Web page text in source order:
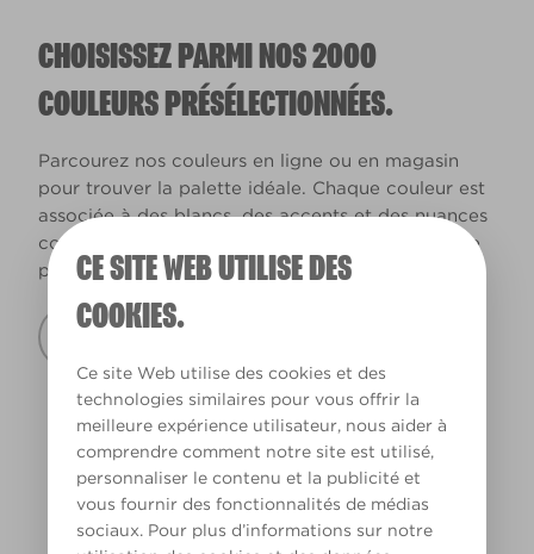
CE SITE WEB UTILISE DES
COOKIES.
Ce site Web utilise des cookies et des
technologies similaires pour vous offrir la
meilleure expérience utilisateur, nous aider à
comprendre comment notre site est utilisé,
personnaliser le contenu et la publicité et
vous fournir des fonctionnalités de médias
sociaux. Pour plus d’informations sur notre
CHOISISSEZ PARMI NOS 2000
COULEURS PRÉSÉLECTIONNÉES.
Parcourez nos couleurs en ligne ou en magasin
pour trouver la palette idéale. Chaque couleur est
associée à des blancs, des accents et des nuances
complémentaires pour vous aider à trouver votre
palette de couleurs favorite.
AMBIANCES COULEURS